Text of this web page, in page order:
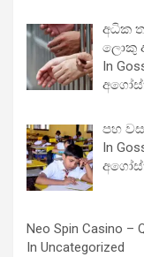
අධික
ලොකු
In
පහ
In
Neo Spin Casino –
In Uncategorized